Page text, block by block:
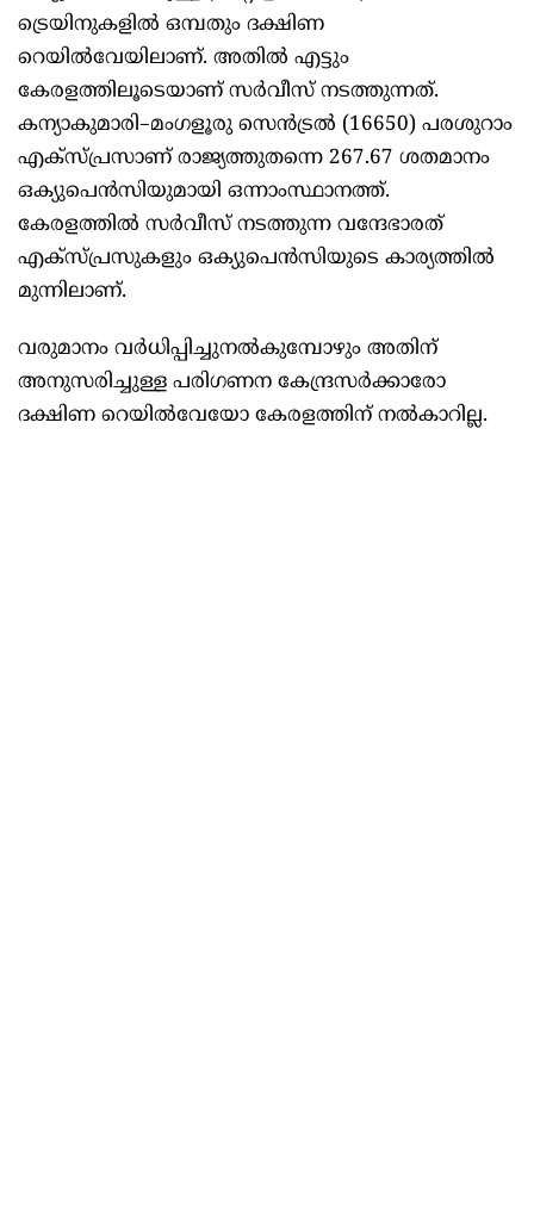
ട്രെയിനുകളിൽ ഒമ്പതും ദക്ഷിണ
റെയിൽവേയിലാണ്‌. അതിൽ എട്ടും
കേരളത്തിലൂടെയാണ്‌ സർവീസ്‌ നടത്തുന്നത്‌.
കന്യാകുമാരി–മംഗളൂരു സെൻട്രൽ (16650) പരശുറാം
എക്‌സ്‌പ്രസാണ്‌ രാജ്യത്തുതന്നെ 267.67 ശതമാനം
ഒക്യുപെൻസിയുമായി ഒന്നാംസ്ഥാനത്ത്‌.
കേരളത്തിൽ സർവീസ്‌ നടത്തുന്ന വന്ദേഭാരത്‌
എക്‌സ്‌പ്രസുകളും ഒക്യുപെൻസിയുടെ കാര്യത്തിൽ
മുന്നിലാണ്‌.
വരുമാനം വർധിപ്പിച്ചുനൽകുമ്പോഴും അതിന്‌
അനുസരിച്ചുള്ള പരിഗണന കേന്ദ്രസർക്കാരോ
ദക്ഷിണ റെയിൽവേയോ കേരളത്തിന്‌ നൽകാറില്ല.